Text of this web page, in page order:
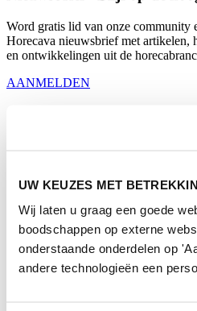
UW KEUZES MET
Wij laten u graag een goede
boodschappen op externe
onderstaande onderdelen op
andere technologieën een
Word gratis lid van onze community
Horecava nieuwsbrief met artikelen,
en ontwikkelingen uit de
AANMELDEN
Europaplein 24, 1078 GZ Amsterdam
horecava@rai.nl
Georganiseerd door